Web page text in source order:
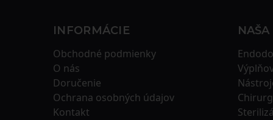
INFORMÁCIE
Obchodné podmienky
O nás
Doručenie
Ochrana osobných údajov
Kontakt